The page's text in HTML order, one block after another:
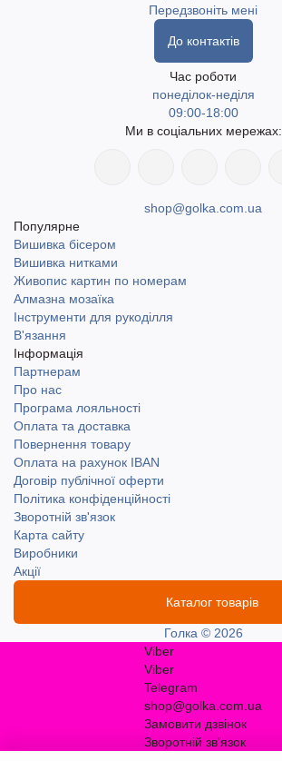
Передзвоніть мені
До контактів
Час роботи
понеділок-неділя
09:00-18:00
Ми в соціальних мережах:
shop@golka.com.ua
Популярне
Вишивка бісером
Вишивка нитками
Живопис картин по номерам
Алмазна мозаїка
Інструменти для рукоділля
В'язання
Інформація
Партнерам
Про нас
Програма лояльності
Оплата та доставка
Повернення товару
Оплата на рахунок IBAN
Договір публічної оферти
Політика конфіденційності
Зворотній зв'язок
Карта сайту
Виробники
Акції
Каталог товарів
Голка © 2026
Viber
Viber
Telegram
shop@golka.com.ua
Замовити дзвінок
Зворотній зв'язок